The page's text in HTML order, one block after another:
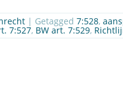
| Getagged7:528,
7:527, BW art. 7:529,